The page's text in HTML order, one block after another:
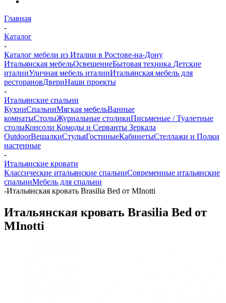
Главная
-
Каталог
-
Каталог мебели из Италии в Ростове-на-Дону
Итальянская мебельОсвещениеБытовая техника Детские
италииУличная мебель италииИтальянская мебель для
ресторановДвериНаши проекты
-
Итальянские спальни
КухниСпальниМягкая мебельВанные
комнатыСтолыЖурнальные столикиПисьменые / Туалетные
столыКонсоли Комоды и Серванты Зеркала
OutdoorВешалкиСтульяГостиныеКабинетыСтеллажи и Полки
настенные
-
Итальянские кровати
Классические итальянские спальниСовременные итальянские
спальниМебель для спальни
-Итальянская кровать Brasilia Bed от MInotti
Итальянская кровать Brasilia Bed от
MInotti